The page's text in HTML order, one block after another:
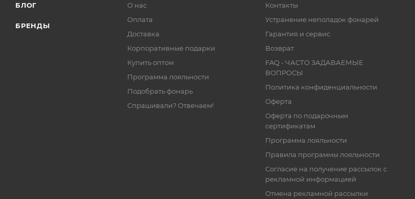
БЛОГ
БРЕНДЫ
О нас
Оплата
Доставка
Корпоративные подарки
Купить оптом
Программа лояльности
Подобрать фонарь
Спрашивали? Отвечаем!
Контакты
Устранение неполадок фонарей
Гарантия и сервис
Возврат
FAQ - ЧАСТО ЗАДАВАЕМЫЕ
ВОПРОСЫ
Политика конфиденциальности
Оферта
Оферта по подарочным
сертификатам
Программа лояльности
Правила программы лояльности
Согласие на получение рассылок с
рекламной информацией
Отмена рекламной рассылки